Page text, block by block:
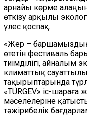
арнайы көрме
өткізу арқылы
үлес қоспақ.
«Жер – баршамыздың
өтетін фестиваль
тиімділігі, айналым
климаттық
тақырыптарында
«TÜRGEV» іс-
мәселелеріне
тәжірибелік